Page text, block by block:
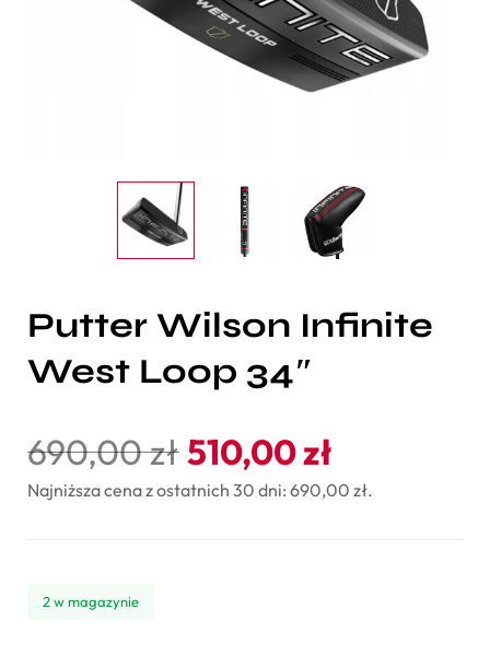
Putter Wilson Infinite
West Loop 34″
690,00zł510,00zł
Najniższa cena z ostatnich 30 dni: 690,00 zł.
2 w magazynie